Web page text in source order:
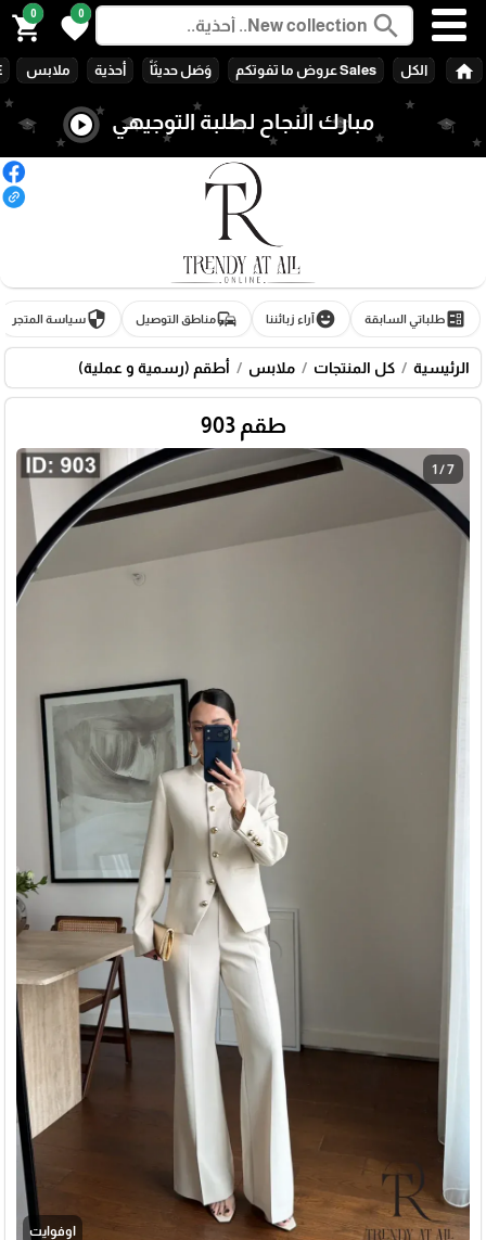
search
0
favorite
0
shopping_cart
home الكل Sales عروض ما تفوتكم وَصَل حديثَاً أحذية ملابس
مبارك النجاح لطلبة التوجيهي play_circle
ballotطلباتي السابقة emoji_emotionsآراء زبائننا commuteمناطق التوصيل securityسياسة المتجر
الرئيسية كل المنتجات ملابس أطقم (رسمية و عملية)
طقم 903
1 / 7
اوفوايت